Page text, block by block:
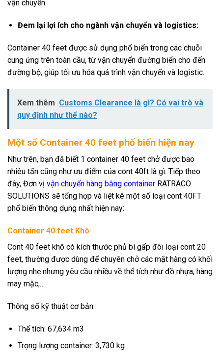
vận chuyển.
Đem lại lợi ích cho ngành vận chuyển và logistics:
Container 40 feet được sử dụng phổ biến trong các chuỗi
cung ứng trên toàn cầu, từ vận chuyển đường biển cho đến
đường bộ, giúp tối ưu hóa quá trình vận chuyển và logistic.
Xem thêm Customs Clearance là gì? Có vai trò và
quy định như thế nào?
Một số Container 40 feet phổ biến hiện nay
Như trên, bạn đã biết 1 container 40 feet chở được bao
nhiêu tấn cũng như ưu điểm của cont 40ft là gì. Tiếp theo
đây, Đơn vị vận chuyển hàng bằng container RATRACO
SOLUTIONS sẽ tổng hợp và liệt kê một số loại cont 40FT
phổ biến thông dụng nhất hiện nay:
Container 40 feet Khô
Cont 40 feet khô có kích thước phủ bì gấp đôi loại cont 20
feet, thường được dùng để chuyên chở các mặt hàng có khối
lượng nhẹ nhưng yêu cầu nhiều về thể tích như đồ nhựa, hàng
may mặc,…
Thông số kỹ thuật cơ bản:
Thể tích: 67,634 m3
Trọng lượng container: 3,730 kg